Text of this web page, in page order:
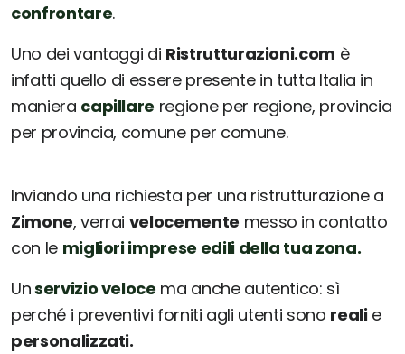
confrontare.
Uno dei vantaggi di Ristrutturazioni.com è
infatti quello di essere presente in tutta Italia in
maniera capillare regione per regione, provincia
per provincia, comune per comune.
Inviando una richiesta per una ristrutturazione a
Zimone, verrai velocemente messo in contatto
con le migliori imprese edili della tua zona.
Unservizio veloce ma anche autentico: sì
perché i preventivi forniti agli utenti sono realie
personalizzati.